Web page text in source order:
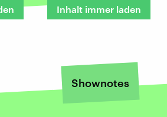
Inhalt immer laden
Shownotes